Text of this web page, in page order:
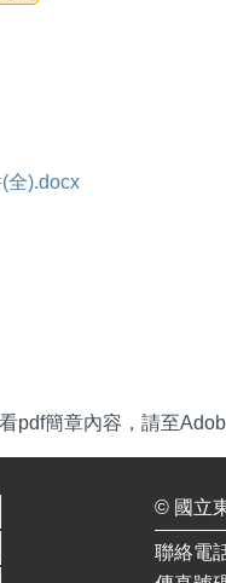
全).docx
pdf簡章內容，請至
© 國立
聯絡電